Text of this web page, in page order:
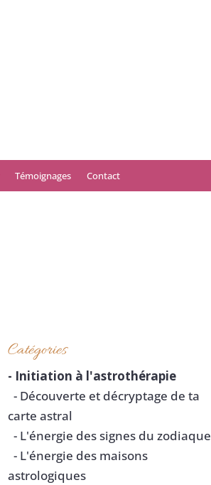
Témoignages Contact
Catégories
- Initiation à l'astrothérapie
- Découverte et décryptage de ta
carte astral
- L'énergie des signes du zodiaque
- L'énergie des maisons
astrologiques